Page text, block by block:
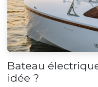
Bateau
idée ?